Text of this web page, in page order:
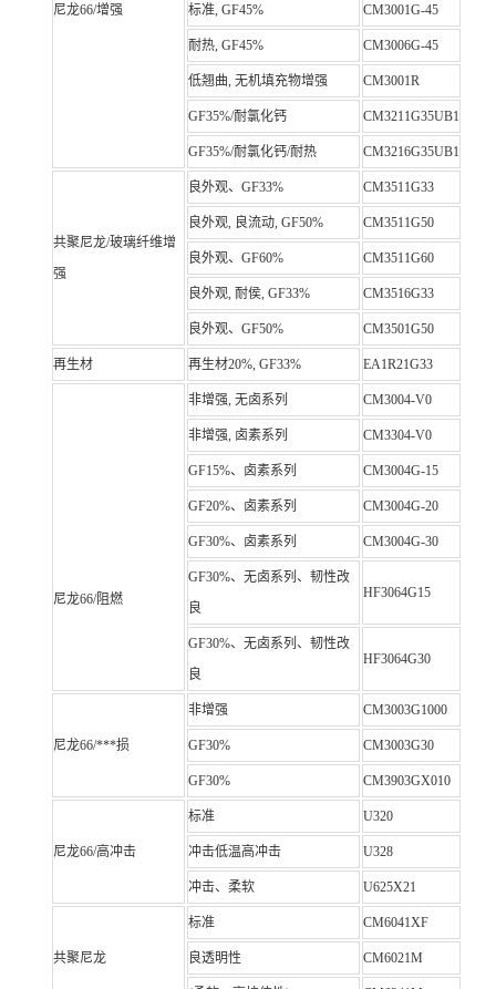
尼龙66/增强 标准, GF45% CM3001G-45
耐热, GF45% CM3006G-45
低翘曲, 无机填充物增强 CM3001R
GF35%/耐氯化钙 CM3211G35UB1
GF35%/耐氯化钙/耐热 CM3216G35UB1
共聚尼龙/玻璃纤维增
强
良外观、GF33% CM3511G33
良外观, 良流动, GF50% CM3511G50
良外观、GF60% CM3511G60
良外观, 耐侯, GF33% CM3516G33
良外观、GF50% CM3501G50
再生材 再生材20%, GF33% EA1R21G33
尼龙66/阻燃
非增强, 无卤系列 CM3004-V0
非增强, 卤素系列 CM3304-V0
GF15%、卤素系列 CM3004G-15
GF20%、卤素系列 CM3004G-20
GF30%、卤素系列 CM3004G-30
GF30%、无卤系列、韧性改
良
HF3064G15
GF30%、无卤系列、韧性改
良
HF3064G30
尼龙66/***损
非增强 CM3003G1000
GF30% CM3003G30
GF30% CM3903GX010
尼龙66/高冲击
标准 U320
冲击低温高冲击 U328
冲击、柔软 U625X21
共聚尼龙
标准 CM6041XF
良透明性 CM6021M